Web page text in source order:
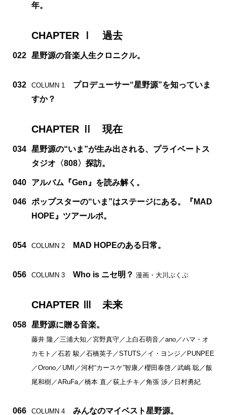
年。
CHAPTER Ⅰ 過去
022 星野源の音楽人生クロニクル。
032 COLUMN 1
プロデューサー“星野源”を知っていま
すか？
CHAPTER Ⅱ 現在
034 星野源の“いま”が生み出される、プライベートス
タジオ〈808〉探訪。
040 アルバム『Gen』を読み解く。
046 ポップスターの“いま”はステージにある。『MAD
HOPE』ツアールポ。
054 COLUMN 2 MAD HOPEのある日常。
056 COLUMN 3 Who is ニセ明？ 漫画・大川ぶくぶ
CHAPTER Ⅲ 未来
058 星野源に贈る音楽。
藤井 隆／三浦大知／宮野真守／上白石萌音／ano／ハマ・オ
カモト／石若 駿／石橋英子／STUTS／イ・ヨンジ／PUNPEE
／Orono／UMI／河村“カースケ”智康／櫻田泰啓／武嶋 聡／飯
尾和樹／ARuFa／橋本 直／荻上チキ／角張 渉／日村勇紀
066 COLUMN 4 みんなのマイベスト星野源。